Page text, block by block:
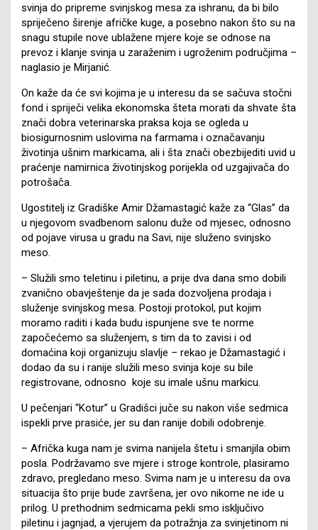
svinja do pripreme svinjskog mesa za ishranu, da bi bilo
spriječeno širenje afričke kuge, a posebno nakon što su na
snagu stupile nove ublažene mjere koje se odnose na
prevoz i klanje svinja u zaraženim i ugroženim područjima –
naglasio je Mirjanić.
On kaže da će svi kojima je u interesu da se sačuva stočni
fond i spriječi velika ekonomska šteta morati da shvate šta
znači dobra veterinarska praksa koja se ogleda u
biosigurnosnim uslovima na farmama i označavanju
životinja ušnim markicama, ali i šta znači obezbijediti uvid u
praćenje namirnica životinjskog porijekla od uzgajivača do
potrošača.
Ugostitelj iz Gradiške Amir Džamastagić kaže za “Glas” da
u njegovom svadbenom salonu duže od mjesec, odnosno
od pojave virusa u gradu na Savi, nije služeno svinjsko
meso.
– Služili smo teletinu i piletinu, a prije dva dana smo dobili
zvanično obavještenje da je sada dozvoljena prodaja i
služenje svinjskog mesa. Postoji protokol, put kojim
moramo raditi i kada budu ispunjene sve te norme
započećemo sa služenjem, s tim da to zavisi i od
domaćina koji organizuju slavlje – rekao je Džamastagić i
dodao da su i ranije služili meso svinja koje su bile
registrovane, odnosno koje su imale ušnu markicu.
U pečenjari “Kotur” u Gradišci juče su nakon više sedmica
ispekli prve prasiće, jer su dan ranije dobili odobrenje.
– Afrička kuga nam je svima nanijela štetu i smanjila obim
posla. Podržavamo sve mjere i stroge kontrole, plasiramo
zdravo, pregledano meso. Svima nam je u interesu da ova
situacija što prije bude završena, jer ovo nikome ne ide u
prilog. U prethodnim sedmicama pekli smo isključivo
piletinu i jagnjad, a vjerujem da potražnja za svinjetinom ni